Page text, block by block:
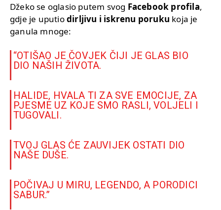
Džeko se oglasio putem svog Facebook profila,
gdje je uputiodirljivu i iskrenu poruku koja je
ganula mnoge:
“OTIŠAO JE ČOVJEK ČIJI JE GLAS BIO
DIO NAŠIH ŽIVOTA.
HALIDE, HVALA TI ZA SVE EMOCIJE, ZA
PJESME UZ KOJE SMO RASLI, VOLJELI I
TUGOVALI.
TVOJ GLAS ĆE ZAUVIJEK OSTATI DIO
NAŠE DUŠE.
POČIVAJ U MIRU, LEGENDO, A PORODICI
SABUR.”